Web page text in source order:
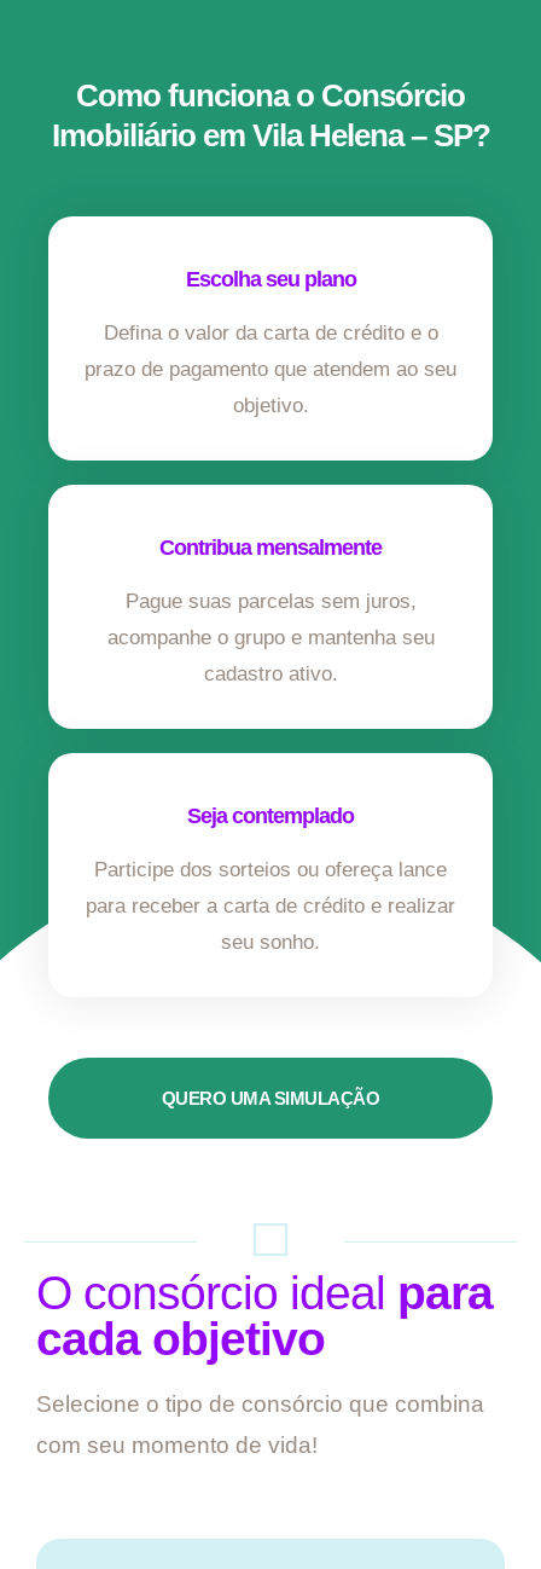
Como funciona o Consórcio
Imobiliário em Vila Helena – SP?
Escolha seu plano
Defina o valor da carta de crédito e o
prazo de pagamento que atendem ao seu
objetivo.
Contribua mensalmente
Pague suas parcelas sem juros,
acompanhe o grupo e mantenha seu
cadastro ativo.
Seja contemplado
Participe dos sorteios ou ofereça lance
para receber a carta de crédito e realizar
seu sonho.
QUERO UMA SIMULAÇÃO
O consórcio ideal para
cada objetivo
Selecione o tipo de consórcio que combina
com seu momento de vida!